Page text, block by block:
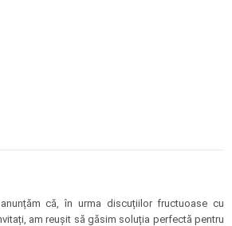
că, în urma discuțiilor fructuoase cu
am reușit să găsim soluția perfectă pentru